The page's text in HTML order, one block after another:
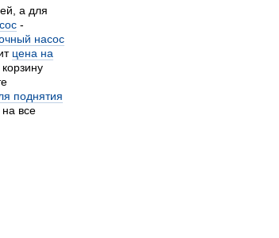
а для
-
насос
цена на
поднятия
все